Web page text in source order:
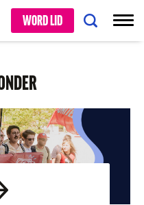
WORD LID